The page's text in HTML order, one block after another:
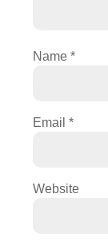
Name*
Email*
Website